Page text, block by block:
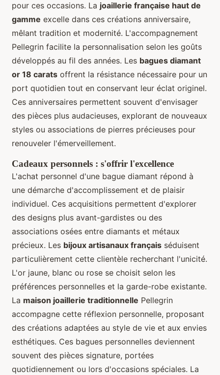
pour ces occasions. La joaillerie française haut de
gamme excelle dans ces créations anniversaire,
mêlant tradition et modernité. L'accompagnement
Pellegrin facilite la personnalisation selon les goûts
développés au fil des années. Les bagues diamant
or 18 carats offrent la résistance nécessaire pour un
port quotidien tout en conservant leur éclat originel.
Ces anniversaires permettent souvent d'envisager
des pièces plus audacieuses, explorant de nouveaux
styles ou associations de pierres précieuses pour
renouveler l'émerveillement.
Cadeaux personnels : s'offrir l'excellence
L'achat personnel d'une bague diamant répond à
une démarche d'accomplissement et de plaisir
individuel. Ces acquisitions permettent d'explorer
des designs plus avant-gardistes ou des
associations osées entre diamants et métaux
précieux. Les bijoux artisanaux français séduisent
particulièrement cette clientèle recherchant l'unicité.
L'or jaune, blanc ou rose se choisit selon les
préférences personnelles et la garde-robe existante.
La maison joaillerie traditionnelle Pellegrin
accompagne cette réflexion personnelle, proposant
des créations adaptées au style de vie et aux envies
esthétiques. Ces bagues personnelles deviennent
souvent des pièces signature, portées
quotidiennement ou lors d'occasions spéciales. La